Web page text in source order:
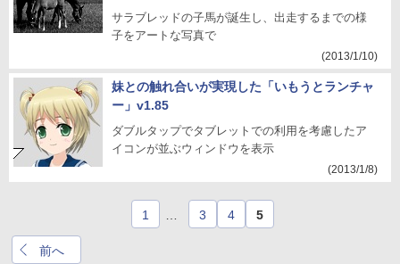
サラブレッドの子馬が誕生し、出走するまでの様
子をアートな写真で
(2013/1/10)
妹との触れ合いが実現した「いもうとランチャ
ー」v1.85
ダブルタップでタブレットでの利用を考慮したア
イコンが並ぶウィンドウを表示
(2013/1/8)
前へ
1 3 4 5